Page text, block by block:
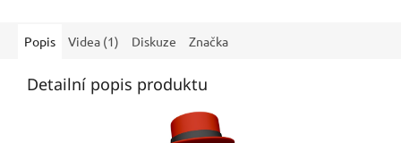
Popis Videa (1) Diskuze Značka
Detailní popis produktu